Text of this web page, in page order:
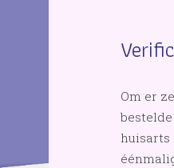
Om er
huisarts